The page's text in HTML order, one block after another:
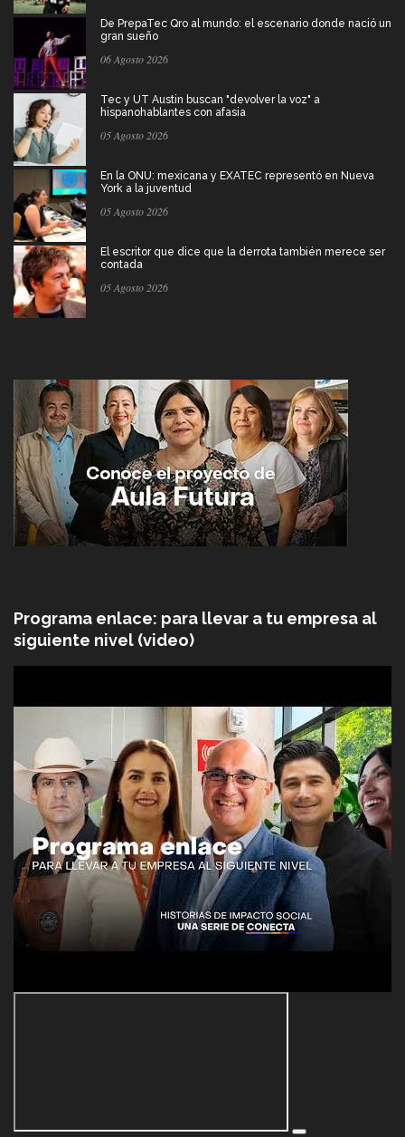
De PrepaTec Qro al mundo: el escenario donde nació un
gran sueño
06 Agosto 2026
Tec y UT Austin buscan "devolver la voz" a
hispanohablantes con afasia
05 Agosto 2026
En la ONU: mexicana y EXATEC representó en Nueva
York a la juventud
05 Agosto 2026
El escritor que dice que la derrota también merece ser
contada
05 Agosto 2026
Programa enlace: para llevar a tu empresa al
siguiente nivel (video)